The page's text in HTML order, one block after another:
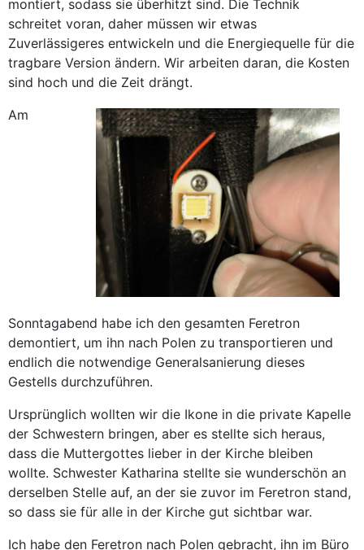
montiert, sodass sie überhitzt sind. Die Technik
schreitet voran, daher müssen wir etwas
Zuverlässigeres entwickeln und die Energiequelle für die
tragbare Version ändern. Wir arbeiten daran, die Kosten
sind hoch und die Zeit drängt.
Am
Sonntagabend habe ich den gesamten Feretron
demontiert, um ihn nach Polen zu transportieren und
endlich die notwendige Generalsanierung dieses
Gestells durchzuführen.
Ursprünglich wollten wir die Ikone in die private Kapelle
der Schwestern bringen, aber es stellte sich heraus,
dass die Muttergottes lieber in der Kirche bleiben
wollte. Schwester Katharina stellte sie wunderschön an
derselben Stelle auf, an der sie zuvor im Feretron stand,
so dass sie für alle in der Kirche gut sichtbar war.
Ich habe den Feretron nach Polen gebracht, ihn im Büro